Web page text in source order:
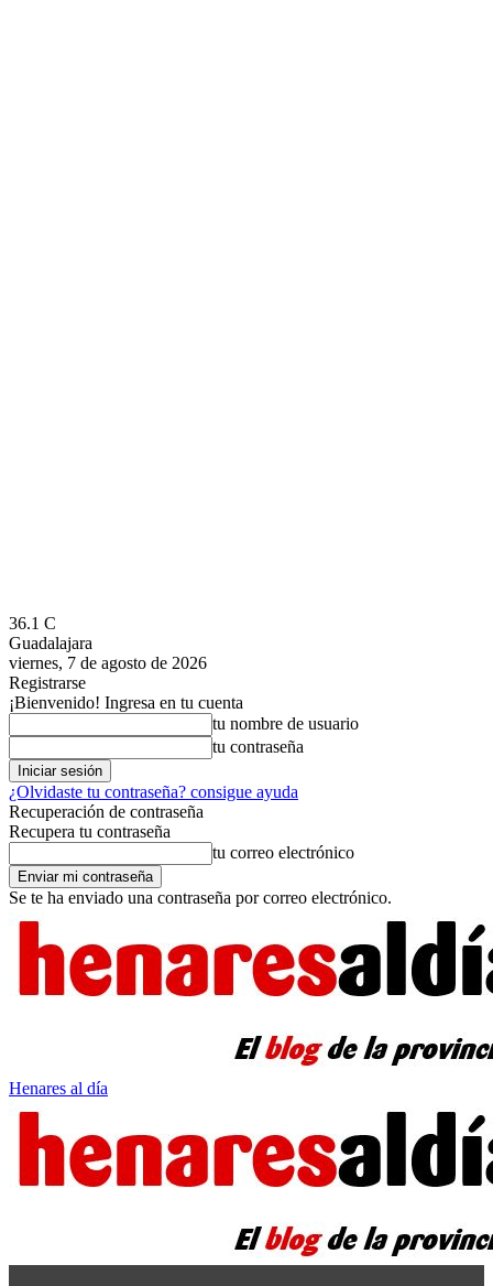
36.1 C
Guadalajara
viernes, 7 de agosto de 2026
Registrarse
¡Bienvenido! Ingresa en tu cuenta
tu nombre de usuario
tu contraseña
¿Olvidaste tu contraseña? consigue ayuda
Recuperación de contraseña
Recupera tu contraseña
tu correo electrónico
Se te ha enviado una contraseña por correo electrónico.
Henares al día